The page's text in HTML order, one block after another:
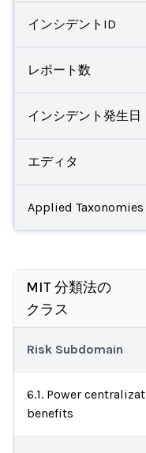
インシデントID
レポート数
インシデント発生日
エディタ
Applied Taxonomies
MIT 分類法の
クラス
Risk Subdomain
6.1. Power
benefits